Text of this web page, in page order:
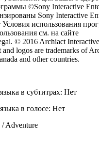
©Sony Interactive
Sony Interactive
Условия использования
см. на сайте
© 2016 Archiact
logos are trademarks of
and other countries.
в субтитрах: Нет
в голосе: Нет
Adventure